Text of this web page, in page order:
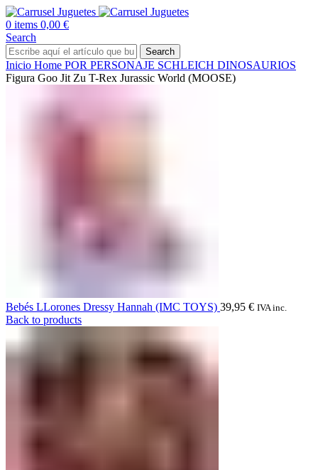
0 items 0,00 €
Search
Search
Inicio Home POR PERSONAJE SCHLEICH DINOSAURIOS
Figura Goo Jit Zu T-Rex Jurassic World (MOOSE)
Bebés LLorones Dressy Hannah (IMC TOYS) 39,95 € IVA inc.
Back to products